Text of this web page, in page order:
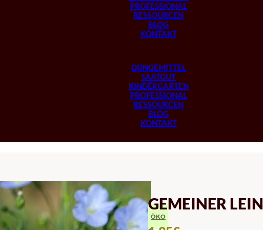
PROFESSIONAL
RESSOURCEN
BLOG
KONTAKT
DÜNGEMITTEL
SAATGUT
KINDERGARTEN
PROFESSIONAL
RESSOURCEN
BLOG
KONTAKT
GEMEINER
ÖKO